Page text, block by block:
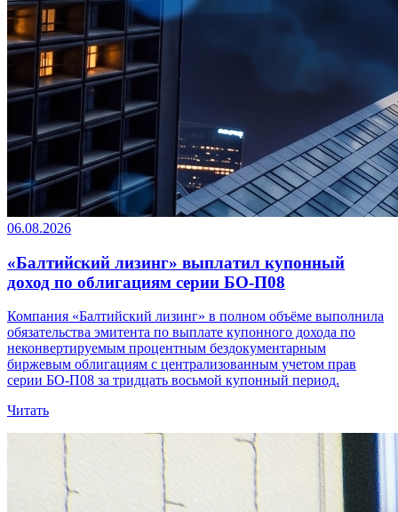
06.08.2026
«Балтийский лизинг» выплатил купонный
доход по облигациям серии БО-П08
Компания «Балтийский лизинг» в полном объёме выполнила
обязательства эмитента по выплате купонного дохода по
неконвертируемым процентным бездокументарным
биржевым облигациям с централизованным учетом прав
серии БО-П08 за тридцать восьмой купонный период.
Читать